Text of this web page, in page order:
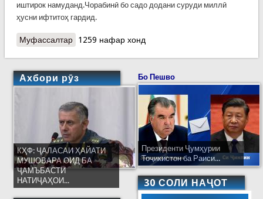
иштирок намуданд.Чорабинӣ бо садо додани суруди миллӣ
ҳусни ифтитоҳ гардид.
Муфассалтаро Чорабинии тантанавӣ дар Раёсати Кумита дар
1259 нафар хонд
Ахбори рӯз
КҲФ: ҶАЛАСАИ ҲАЙАТИ
МУШОВАРА ОИД БА
ҶАМЪБАСТИ
НАТИҶАҲОИ...
Бо Пешво
Президенти Ҷумҳурии
Тоҷикистон ба Раиси...
30 СОЛИ НАҶОТ